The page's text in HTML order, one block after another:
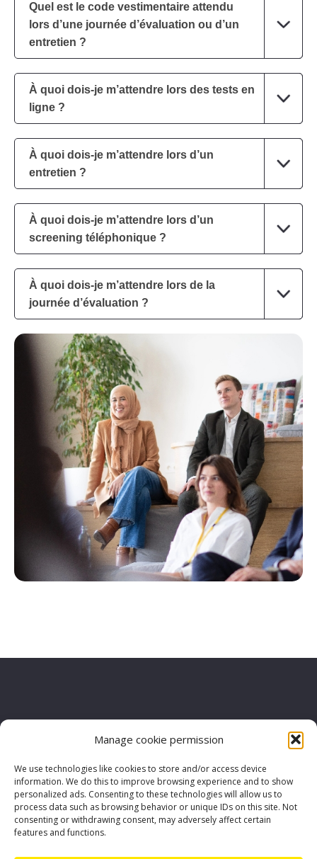
Manage cookie permission
We use technologies like cookies to store and/or access device
information. We do this to improve browsing experience and to show
personalized ads. Consenting to these technologies will allow us to
process data such as browsing behavior or unique IDs on this site. Not
consenting or withdrawing consent, may adversely affect certain
features and functions.
Quel est le code vestimentaire attendu
lors d’une journée d’évaluation ou d’un
entretien ?
À quoi dois-je m’attendre lors des tests en
ligne ?
À quoi dois-je m’attendre lors d’un
entretien ?
À quoi dois-je m’attendre lors d’un
screening téléphonique ?
À quoi dois-je m’attendre lors de la
journée d’évaluation ?
Événements
Service Lines
Contactez-nous
Trouvez votre offre d'emploi